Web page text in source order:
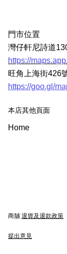
門市位置
灣仔軒尼詩道
https://
旺角上海街426
https://goo.gl/
本店其他頁面
Home
商舖 退貨及退款政策
提出意見